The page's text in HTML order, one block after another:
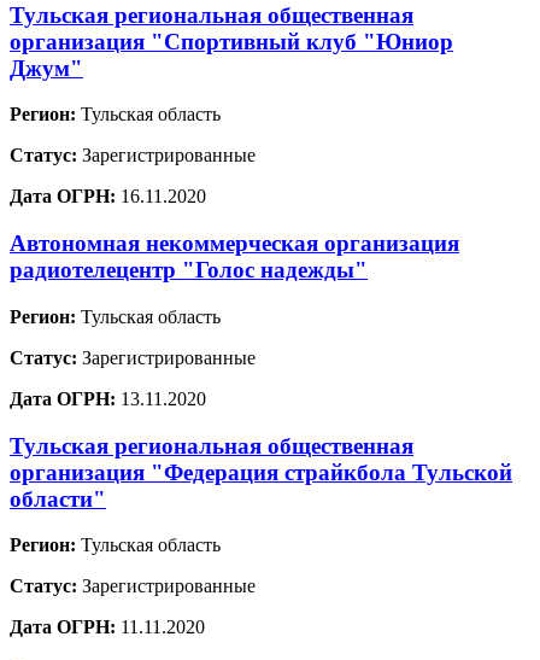
Тульская региональная общественная
организация "Спортивный клуб "Юниор
Джум"
Регион: Тульская область
Статус: Зарегистрированные
Дата ОГРН: 16.11.2020
Автономная некоммерческая организация
радиотелецентр "Голос надежды"
Регион: Тульская область
Статус: Зарегистрированные
Дата ОГРН: 13.11.2020
Тульская региональная общественная
организация "Федерация страйкбола Тульской
области"
Регион: Тульская область
Статус: Зарегистрированные
Дата ОГРН: 11.11.2020